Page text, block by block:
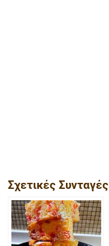
Σχετικές Συνταγές